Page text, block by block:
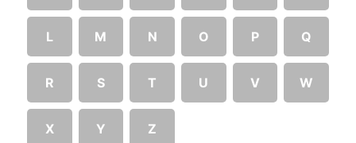
L M N O P Q
R S T U V W
X Y Z